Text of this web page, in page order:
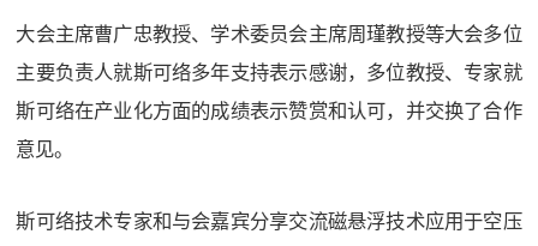
大会主席曹广忠教授、学术委员会主席周瑾教授等大会多位
主要负责人就斯可络多年支持表示感谢，多位教授、专家就
斯可络在产业化方面的成绩表示赞赏和认可，并交换了合作
意见。
斯可络技术专家和与会嘉宾分享交流磁悬浮技术应用于空压